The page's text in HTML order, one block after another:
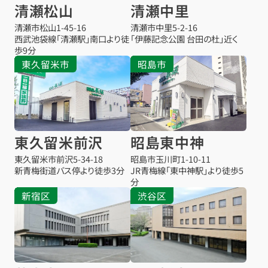
清瀬松山
清瀬市松山1-45-16
西武池袋線「清瀬駅」南口より徒
歩9分
清瀬中里
清瀬市中里5-2-16
「伊藤記念公園 台田の杜」近く
東久留米市
東久留米前沢
東久留米市前沢5-34-18
新青梅街道バス停より徒歩3分
昭島市
昭島東中神
昭島市玉川町1-10-11
JR青梅線「東中神駅」より徒歩5
分
新宿区 渋谷区